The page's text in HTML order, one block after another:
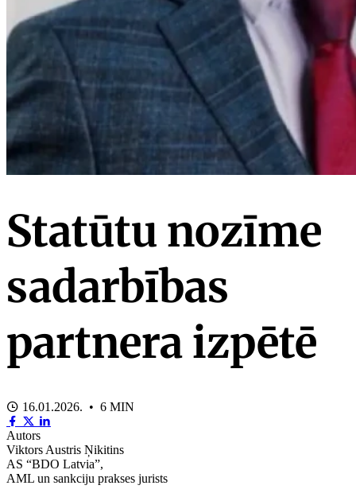
Statūtu nozīme
sadarbības
partnera izpētē
16.01.2026. • 6 MIN
Autors
Viktors Austris Ņikitins
AS “BDO Latvia”,
AML un sankciju prakses jurists